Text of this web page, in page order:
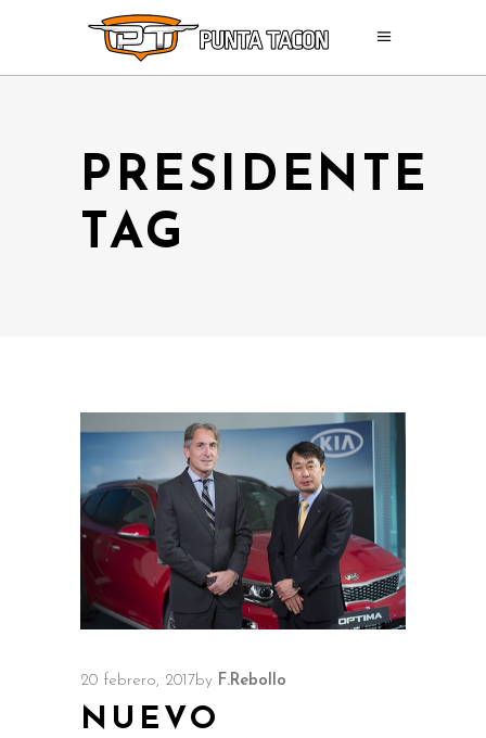
PRESIDENTE
TAG
20 febrero, 2017by F.Rebollo
NUEVO